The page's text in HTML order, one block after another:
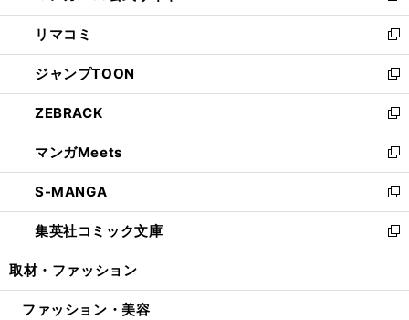
ウ
で
開
く
ン
ド
ウ
で
開
く
ウ
ィ
ン
ド
ウ
で
開
く
し
い
ウ
ィ
ン
ド
ウ
で
開
く
リマコミ
新
し
い
ウ
ィ
ン
ド
ウ
で
開
く
ジャンプTOON
新
し
い
ウ
ィ
ン
ド
ウ
で
開
ZEBRACK
新
し
い
ウ
ィ
ン
ド
ウ
開
マンガMeets
新
し
い
ウ
ィ
ン
ウ
S-MANGA
新
し
い
ウ
ン
集英社コミック文庫
新
し
ウ
取材・ファッション
ファッション・美容